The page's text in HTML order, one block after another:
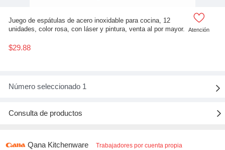
Juego de espátulas de acero inoxidable para cocina, 12
unidades, color rosa, con láser y pintura, venta al por mayor.

Atención
$29.88
Número seleccionado 1 
Consulta de productos 
Qana Kitchenware Trabajadores por cuenta propia